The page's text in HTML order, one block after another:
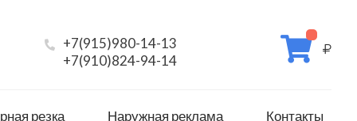
+7(915)980-14-13
+7(910)824-94-14
резка Наружная реклама Контакты